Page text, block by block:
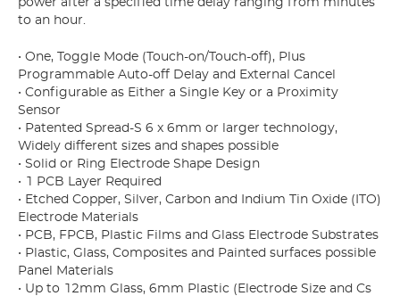
power after a specified time delay ranging from minutes
to an hour.
• One, Toggle Mode (Touch-on/Touch-off), Plus
Programmable Auto-off Delay and External Cancel
• Configurable as Either a Single Key or a Proximity
Sensor
• Patented Spread-S 6 x 6mm or larger technology,
Widely different sizes and shapes possible
• Solid or Ring Electrode Shape Design
• 1 PCB Layer Required
• Etched Copper, Silver, Carbon and Indium Tin Oxide (ITO)
Electrode Materials
• PCB, FPCB, Plastic Films and Glass Electrode Substrates
• Plastic, Glass, Composites and Painted surfaces possible
Panel Materials
• Up to 12mm Glass, 6mm Plastic (Electrode Size and Cs